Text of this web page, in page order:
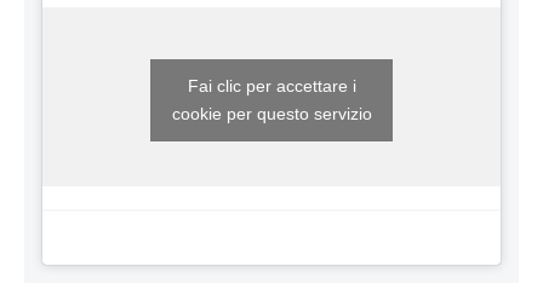
Fai clic per accettare i
cookie per questo servizio